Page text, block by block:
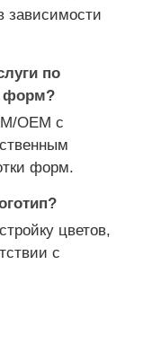
зависимости
по
форм?
OEM с
форм.
цветов,
с